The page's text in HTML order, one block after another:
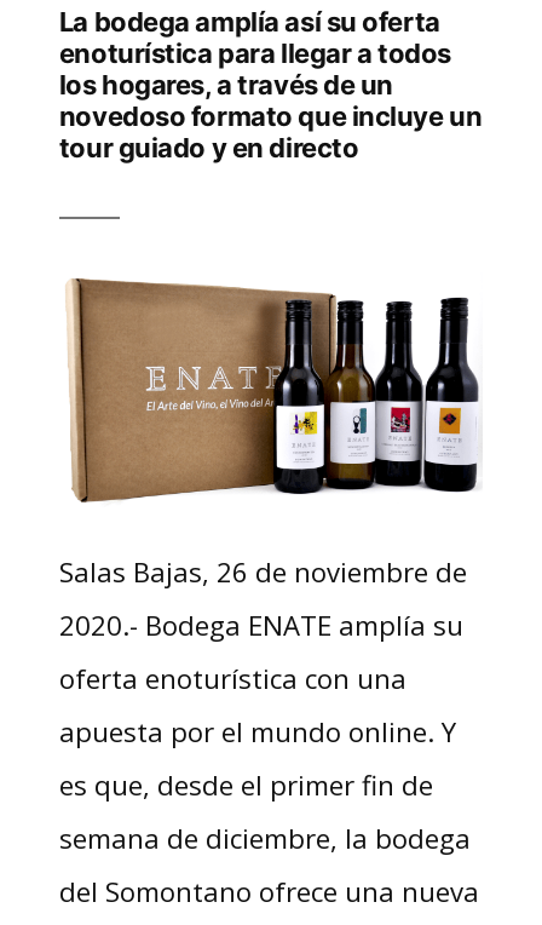
La bodega amplía así su oferta
enoturística para llegar a todos
los hogares, a través de un
novedoso formato que incluye un
tour guiado y en directo
Salas Bajas, 26 de noviembre de
2020.- Bodega ENATE amplía su
oferta enoturística con una
apuesta por el mundo online. Y
es que, desde el primer fin de
semana de diciembre, la bodega
del Somontano ofrece una nueva